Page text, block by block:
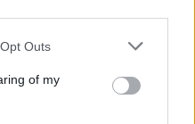
uses one or more Google
You may click to
and its third-party tags to
purposes in below Google
Outs
of my
puente de 1